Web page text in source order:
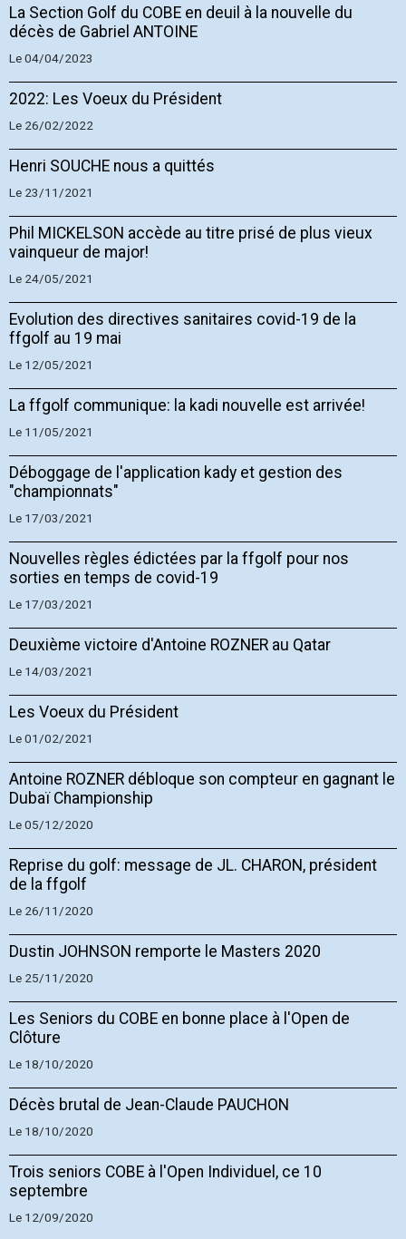
La Section Golf du COBE en deuil à la nouvelle du
décès de Gabriel ANTOINE
Le 04/04/2023
2022: Les Voeux du Président
Le 26/02/2022
Henri SOUCHE nous a quittés
Le 23/11/2021
Phil MICKELSON accède au titre prisé de plus vieux
vainqueur de major!
Le 24/05/2021
Evolution des directives sanitaires covid-19 de la
ffgolf au 19 mai
Le 12/05/2021
La ffgolf communique: la kadi nouvelle est arrivée!
Le 11/05/2021
Déboggage de l'application kady et gestion des
"championnats"
Le 17/03/2021
Nouvelles règles édictées par la ffgolf pour nos
sorties en temps de covid-19
Le 17/03/2021
Deuxième victoire d'Antoine ROZNER au Qatar
Le 14/03/2021
Les Voeux du Président
Le 01/02/2021
Antoine ROZNER débloque son compteur en gagnant le
Dubaï Championship
Le 05/12/2020
Reprise du golf: message de JL. CHARON, président
de la ffgolf
Le 26/11/2020
Dustin JOHNSON remporte le Masters 2020
Le 25/11/2020
Les Seniors du COBE en bonne place à l'Open de
Clôture
Le 18/10/2020
Décès brutal de Jean-Claude PAUCHON
Le 18/10/2020
Trois seniors COBE à l'Open Individuel, ce 10
septembre
Le 12/09/2020